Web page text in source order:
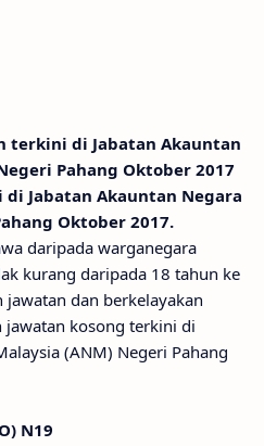
terkini di Jabatan Akauntan
Pahang Oktober 2017
Jabatan Akauntan Negara
Oktober 2017.
daripada warganegara
kurang daripada 18 tahun ke
dan berkelayakan
kosong terkini di
(ANM) Negeri Pahang
N19